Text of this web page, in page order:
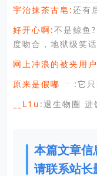
宇治抹茶古皂:还有
好开心啊:不是鲸鱼
度吻合，地狱级笑
网上冲浪的被夹用户
原来是假嘟
:它
__L1u :退生物圈 进
本篇文章信
请联系站长